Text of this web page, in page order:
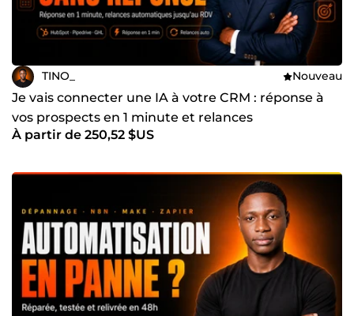
TINO_ Nouveau
Je vais connecter une IA à votre CRM : réponse à
vos prospects en 1 minute et relances
automatiques
À partir de 250,52 $US